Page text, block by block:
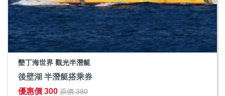
墾丁海世界 觀光半潛艇
後壁湖 半潛艇搭乘券
優惠價 300 原價 380